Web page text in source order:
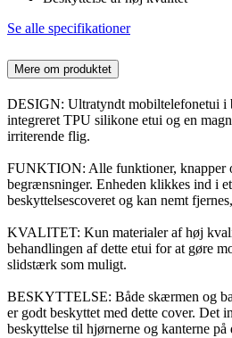
Se alle specifikationer
Mere om produktet
DESIGN: Ultratyndt mobiltelefonetui i
integreret TPU silikone etui og en
irriterende flig.
FUNKTION: Alle funktioner, knapper
begrænsninger. Enheden klikkes ind i
beskyttelsescoveret og kan nemt
KVALITET: Kun materialer af høj
behandlingen af dette etui for at gøre
slidstærk som muligt.
BESKYTTELSE: Både skærmen og
er godt beskyttet med dette cover. Det
beskyttelse til hjørnerne og kanterne på